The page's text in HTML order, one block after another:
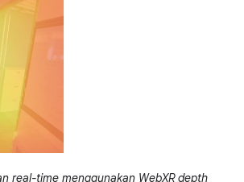
real-time menggunakan WebXR depth